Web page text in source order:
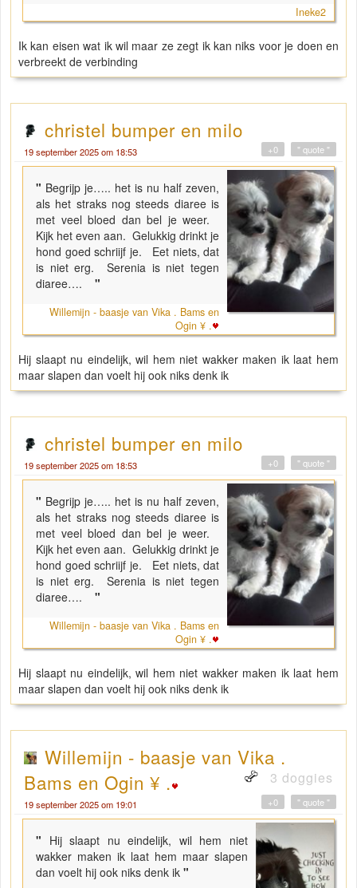
Ineke2
Ik kan eisen wat ik wil maar ze zegt ik kan niks voor je doen en
verbreekt de verbinding
christel bumper en milo
19 september 2025 om 18:53 " quote "
+0
" Begrijp je….. het is nu half zeven,
als het straks nog steeds diaree is
met veel bloed dan bel je weer.
Kijk het even aan. Gelukkig drinkt je
hond goed schriijf je. Eet niets, dat
is niet erg. Serenia is niet tegen
diaree….
"
Willemijn - baasje van Vika . Bams en
Ogin ¥ .
Hij slaapt nu eindelijk, wil hem niet wakker maken ik laat hem
maar slapen dan voelt hij ook niks denk ik
christel bumper en milo
19 september 2025 om 18:53 " quote "
+0
" Begrijp je….. het is nu half zeven,
als het straks nog steeds diaree is
met veel bloed dan bel je weer.
Kijk het even aan. Gelukkig drinkt je
hond goed schriijf je. Eet niets, dat
is niet erg. Serenia is niet tegen
diaree….
"
Willemijn - baasje van Vika . Bams en
Ogin ¥ .
Hij slaapt nu eindelijk, wil hem niet wakker maken ik laat hem
maar slapen dan voelt hij ook niks denk ik
Willemijn - baasje van Vika .
Bams en Ogin ¥ .
3 doggies
19 september 2025 om 19:01 " quote "
+0
" Hij slaapt nu eindelijk, wil hem niet
wakker maken ik laat hem maar slapen
dan voelt hij ook niks denk ik "